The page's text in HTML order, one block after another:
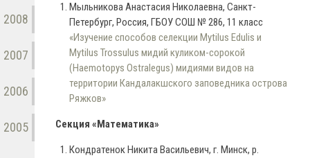
2008
2007
2006
2005
Мыльникова Анастасия Николаевна, Санкт-
Петербург, Россия, ГБОУ СОШ № 286, 11 класс
«Изучение способов селекции Mytilus Edulis и
Mytilus Trossulus мидий куликом-сорокой
(Haemotopys Ostralegus) мидиями видов на
территории Кандалакшского заповедника острова
Ряжков»
Секция «Математика»
Кондратенок Никита Васильевич, г. Минск, р.